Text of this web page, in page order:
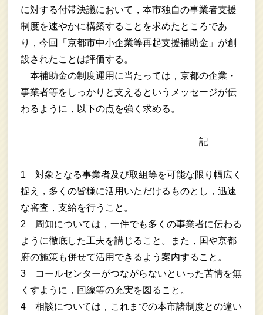
に対する付帯決議において，本市独自の事業者支援
制度を速やかに構築することを求めたところであ
り，今回「京都市中小企業等再起支援補助金」が創
設されたことは評価する。
本補助金の制度運用に当たっては，京都の企業・
事業者等をしっかりと支えるというメッセージが伝
わるように，以下の点を強く求める。
記
1 対象となる事業者及び取組等を可能な限り幅広く
捉え，多くの皆様に活用いただけるものとし，迅速
な審査，支給を行うこと。
2 周知については，一件でも多くの事業者に伝わる
ように徹底した工夫を講じること。また，国や京都
府の施策も併せて活用できるよう案内すること。
3 コールセンターがつながらないといった苦情を無
くすように，回線等の充実を図ること。
4 相談については，これまでの本市諸制度との違い